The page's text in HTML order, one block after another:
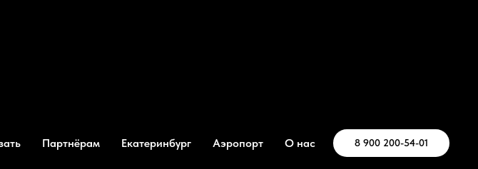
Партнёрам Екатеринбург Аэропорт О нас 8 900 200-54-01